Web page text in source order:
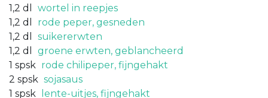
1,2 dl
wortel in reepjes
1,2 dl
rode peper, gesneden
1,2 dl
suikererwten
1,2 dl
groene erwten, geblancheerd
1 spsk rode chilipeper, fijngehakt
2 spsk sojasaus
1 spsk lente-uitjes, fijngehakt